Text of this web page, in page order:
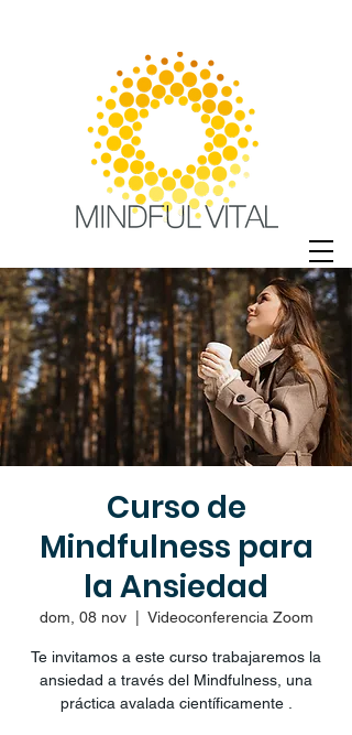
Curso de
Mindfulness para
la Ansiedad
dom, 08 nov
  |
Videoconferencia Zoom
Te invitamos a este curso trabajaremos la
ansiedad a través del Mindfulness, una
práctica avalada científicamente .